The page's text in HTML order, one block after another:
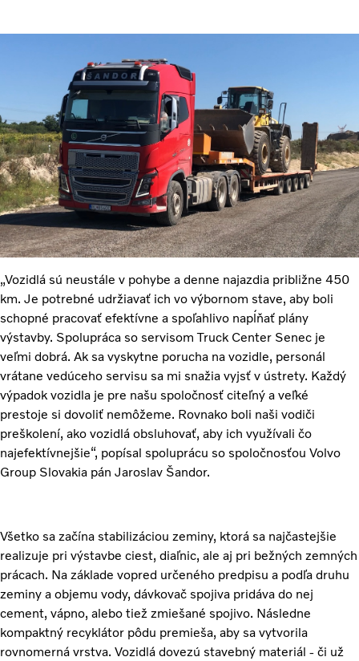
„Vozidlá sú neustále v pohybe a denne najazdia približne 450
km. Je potrebné udržiavať ich vo výbornom stave, aby boli
schopné pracovať efektívne a spoľahlivo napĺňať plány
výstavby. Spolupráca so servisom Truck Center Senec je
veľmi dobrá. Ak sa vyskytne porucha na vozidle, personál
vrátane vedúceho servisu sa mi snažia vyjsť v ústrety. Každý
výpadok vozidla je pre našu spoločnosť citeľný a veľké
prestoje si dovoliť nemôžeme. Rovnako boli naši vodiči
preškolení, ako vozidlá obsluhovať, aby ich využívali čo
najefektívnejšie“, popísal spoluprácu so spoločnosťou Volvo
Group Slovakia pán Jaroslav Šandor.
Všetko sa začína stabilizáciou zeminy, ktorá sa najčastejšie
realizuje pri výstavbe ciest, diaľnic, ale aj pri bežných zemných
prácach. Na základe vopred určeného predpisu a podľa druhu
zeminy a objemu vody, dávkovač spojiva pridáva do nej
cement, vápno, alebo tiež zmiešané spojivo. Následne
kompaktný recyklátor pôdu premieša, aby sa vytvorila
rovnomerná vrstva. Vozidlá dovezú stavebný materiál - či už